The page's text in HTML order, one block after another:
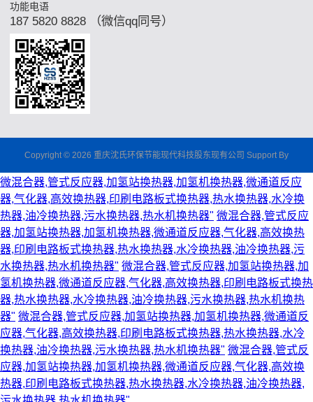
功能电语
187 5820 8828 （微信qq同号）
Copyright © 2026 重庆沈氏环保节能现代科技股东现有公司 Support By
微混合器,管式反应器,加氢站换热器,加氢机换热器,微通道反应
器,气化器,高效换热器,印刷电路板式换热器,热水换热器,水冷换
热器,油冷换热器,污水换热器,热水机换热器" 微混合器,管式反应
器,加氢站换热器,加氢机换热器,微通道反应器,气化器,高效换热
器,印刷电路板式换热器,热水换热器,水冷换热器,油冷换热器,污
水换热器,热水机换热器" 微混合器,管式反应器,加氢站换热器,加
氢机换热器,微通道反应器,气化器,高效换热器,印刷电路板式换热
器,热水换热器,水冷换热器,油冷换热器,污水换热器,热水机换热
器" 微混合器,管式反应器,加氢站换热器,加氢机换热器,微通道反
应器,气化器,高效换热器,印刷电路板式换热器,热水换热器,水冷
换热器,油冷换热器,污水换热器,热水机换热器" 微混合器,管式反
应器,加氢站换热器,加氢机换热器,微通道反应器,气化器,高效换
热器,印刷电路板式换热器,热水换热器,水冷换热器,油冷换热器,